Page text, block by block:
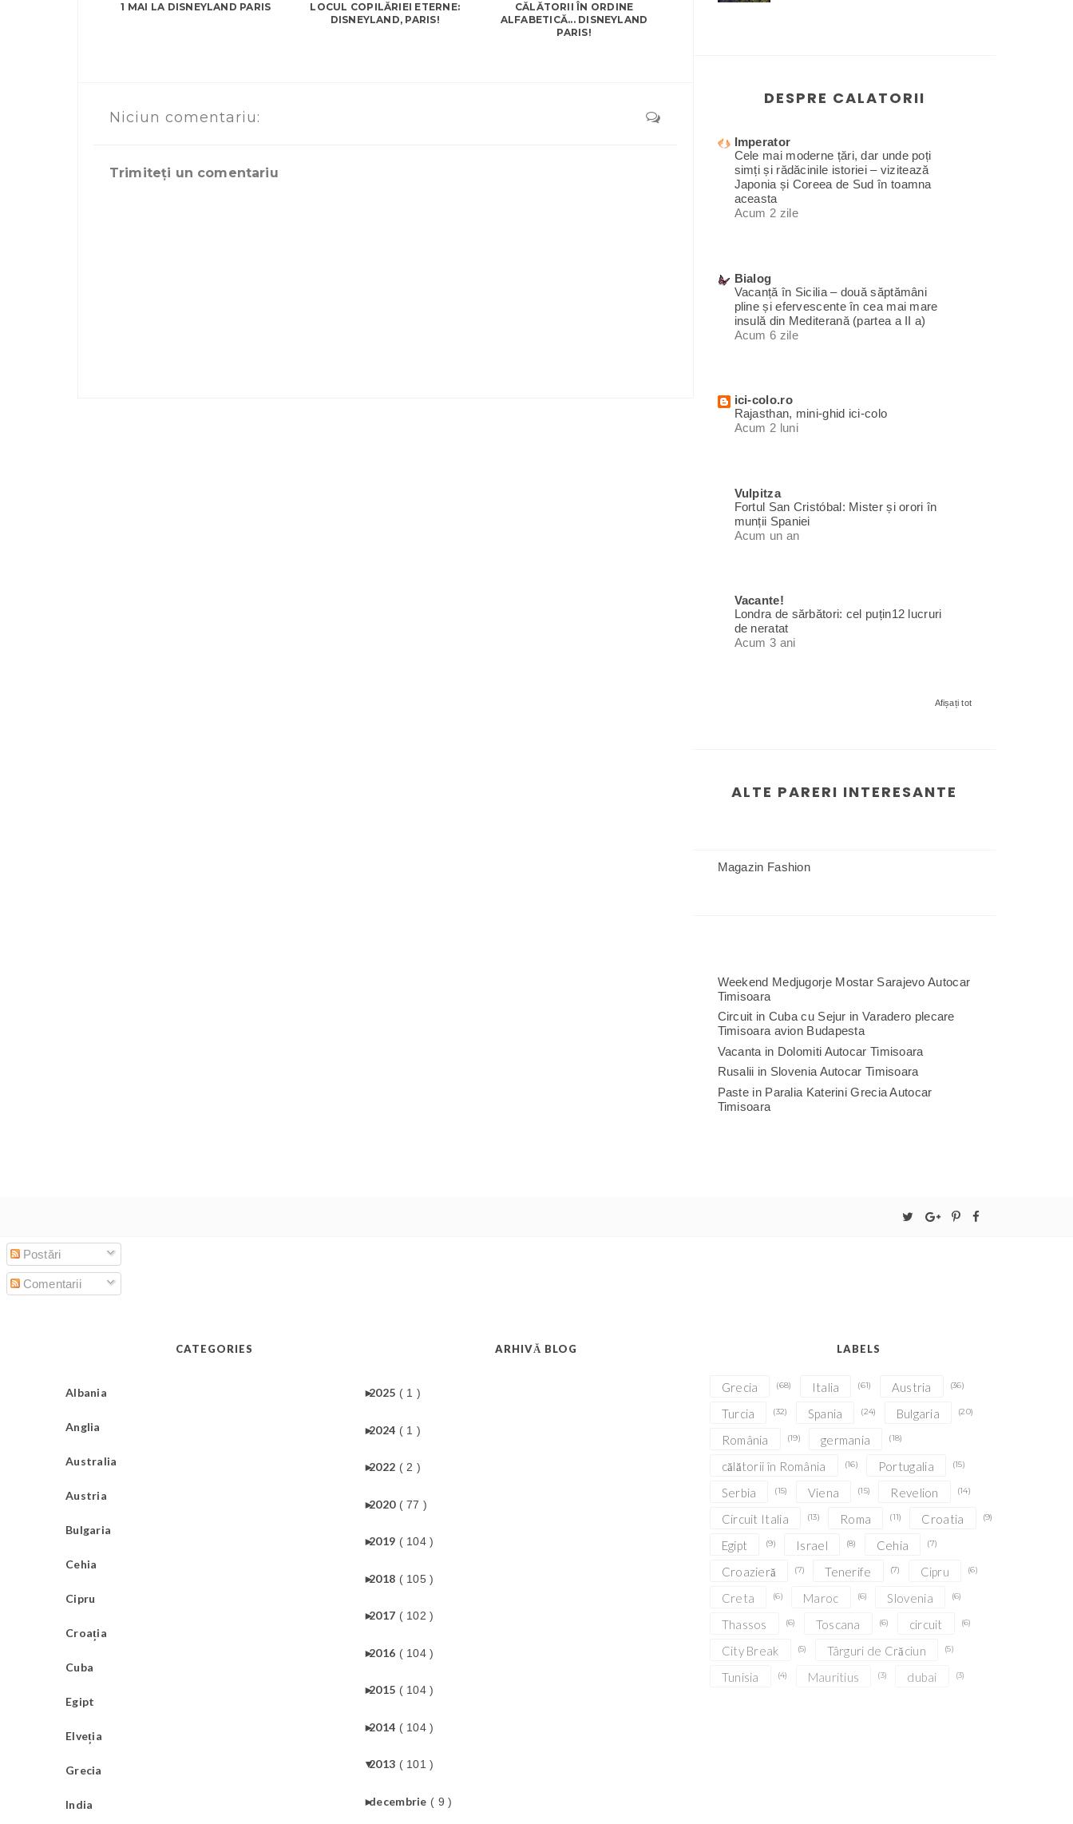
1 MAI LA DISNEYLAND PARIS
LOCUL COPILĂRIEI ETERNE:
DISNEYLAND, PARIS!
CĂLĂTORII ÎN ORDINE
ALFABETICĂ... DISNEYLAND
PARIS!
Niciun comentariu:
Trimiteți un comentariu
DESPRE CALATORII
Imperator
Cele mai moderne țări, dar unde poți
simți și rădăcinile istoriei – vizitează
Japonia și Coreea de Sud în toamna
aceasta
Acum 2 zile
Bialog
Vacanță în Sicilia – două săptămâni
pline și efervescente în cea mai mare
insulă din Mediterană (partea a II a)
Acum 6 zile
ici-colo.ro
Rajasthan, mini-ghid ici-colo
Acum 2 luni
Vulpitza
Fortul San Cristóbal: Mister și orori în
munții Spaniei
Acum un an
Vacante!
Londra de sărbători: cel puțin12 lucruri
de neratat
Acum 3 ani
Afișați tot
ALTE PARERI INTERESANTE
Magazin Fashion
Weekend Medjugorje Mostar Sarajevo Autocar
Timisoara
Circuit in Cuba cu Sejur in Varadero plecare
Timisoara avion Budapesta
Vacanta in Dolomiti Autocar Timisoara
Rusalii in Slovenia Autocar Timisoara
Paste in Paralia Katerini Grecia Autocar
Timisoara
Postări
Comentarii
CATEGORIES
Albania
Anglia
Australia
Austria
Bulgaria
Cehia
Cipru
Croația
Cuba
Egipt
Elveția
Grecia
India
ARHIVĂ BLOG
►
2025 ( 1 )
►
2024 ( 1 )
►
2022 ( 2 )
►
2020 ( 77 )
►
2019 ( 104 )
►
2018 ( 105 )
►
2017 ( 102 )
►
2016 ( 104 )
►
2015 ( 104 )
►
2014 ( 104 )
▼
2013 ( 101 )
►
decembrie ( 9 )
LABELS
Grecia (68) Italia (61) Austria (36)
Turcia (32) Spania (24) Bulgaria (20)
România (19) germania (18)
călătorii în România (16) Portugalia (15)
Serbia (15) Viena (15) Revelion (14)
Circuit Italia (13) Roma (11) Croatia (9)
Egipt (9) Israel (8) Cehia (7)
Croazieră (7) Tenerife (7) Cipru (6)
Creta (6) Maroc (6) Slovenia (6)
Thassos (6) Toscana (6) circuit (6)
City Break (5) Târguri de Crăciun (5)
Tunisia (4) Mauritius (3) dubai (3)